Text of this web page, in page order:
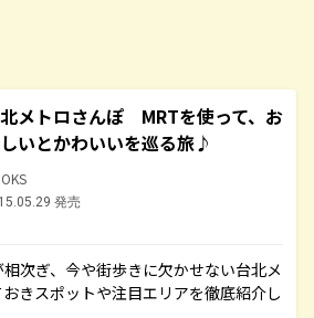
メトロさんぽ MRTを使って、お
いとかわいいを巡る旅♪
発売
次ぎ、今や街歩きに欠かせない台北メ
きスポットや注目エリアを徹底紹介し